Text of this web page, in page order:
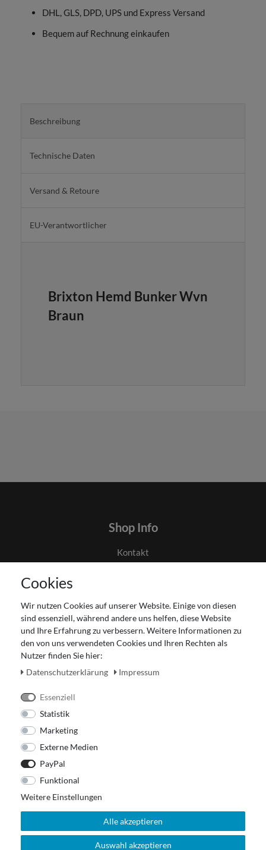
DHL, GLS, DPD, UPS und Express Versand
Bequem auf Rechnung einkaufen
Beschreibung
Technische Daten
Versand & Retoure
EU-Verantwortlicher
Brixton Hemd Bunker Wvn
Braun
Shop Info
Kontakt
Impressum
Widerrufsrecht
Zahlung und Versand
Unser Ladengeschäft
Cookies
Wir nutzen Cookies auf unserer Website. Einige von diesen
sind essenziell, während andere uns helfen, diese Website
und Ihre Erfahrung zu verbessern. Weitere Informationen zu
den von uns verwendeten Cookies und Ihren Rechten als
Nutzer finden Sie hier:
Daten­schutz­erklärung
Impressum
Essenziell
Statistik
Marketing
Externe Medien
PayPal
Funktional
Weitere Einstellungen
Alle akzeptieren
Auswahl akzeptieren